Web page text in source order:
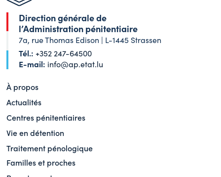
Direction générale de
l’Administration pénitentiaire
7a, rue Thomas Edison | L-1445 Strassen
Tél.: +352 247-64500
E-mail: info@ap.etat.lu
À propos
Actualités
Centres pénitentiaires
Vie en détention
Traitement pénologique
Familles et proches